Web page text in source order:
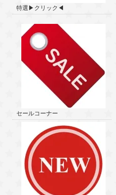
特選▶クリック◀
セールコーナー